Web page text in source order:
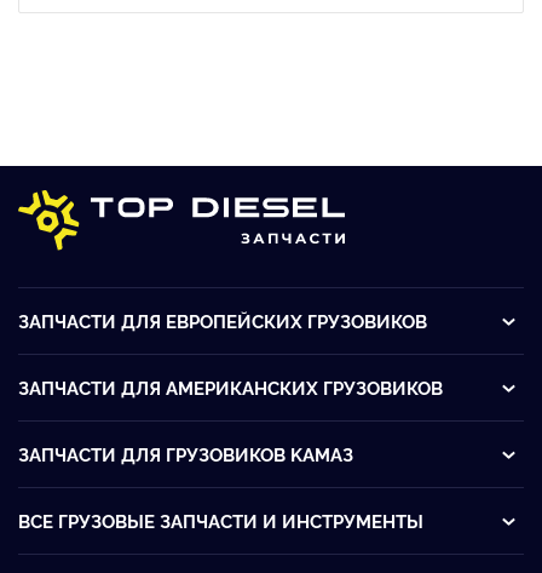
ЗАПЧАСТИ ДЛЯ ЕВРОПЕЙСКИХ ГРУЗОВИКОВ
ЗАПЧАСТИ ДЛЯ АМЕРИКАНСКИХ ГРУЗОВИКОВ
ЗАПЧАСТИ ДЛЯ ГРУЗОВИКОВ KАМАЗ
ВСЕ ГРУЗОВЫЕ ЗАПЧАСТИ И ИНСТРУМЕНТЫ